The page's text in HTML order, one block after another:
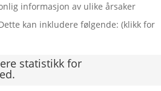
informasjon av ulike årsaker
kan inkludere følgende: (klikk for
statistikk for